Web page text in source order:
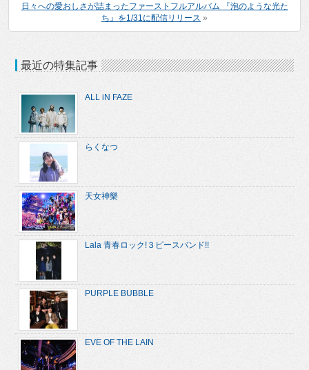
日々への愛おしさが詰まったファーストフルアルバム 『泡のような光た
ち』を1/31に配信リリース »
最近の特集記事
ALL iN FAZE
らくなつ
天女神樂
Lala 青春ロック!３ピースバンド!!
PURPLE BUBBLE
EVE OF THE LAIN